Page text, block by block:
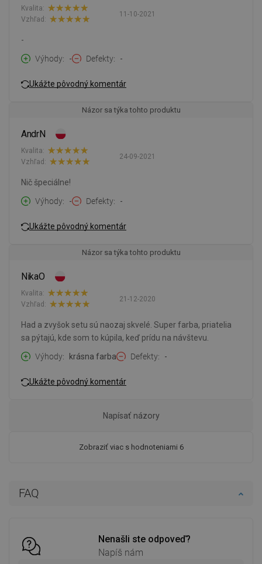
FAQ
Nenašli ste odpoveď?
Napíš nám
11-10-2021
Kvalita:
Vzhľad:
-
Výhody
- Defekty -
Ukážte pôvodný komentár
Názor sa týka tohto produktu
AndrN
24-09-2021
Kvalita:
Vzhľad:
Nič špeciálne!
Výhody
- Defekty -
Ukážte pôvodný komentár
Názor sa týka tohto produktu
NikaO
21-12-2020
Kvalita:
Vzhľad:
Had a zvyšok setu sú naozaj skvelé. Super farba, priatelia
sa pýtajú, kde som to kúpila, keď prídu na návštevu.
Výhody
krásna farba Defekty -
Ukážte pôvodný komentár
Zobraziť viac s hodnoteniami 6
Napísať názory